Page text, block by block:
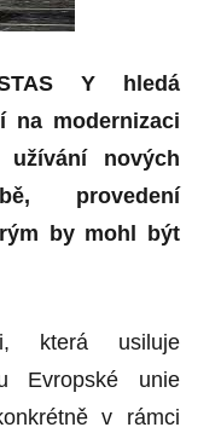
Y hledá
na modernizaci
užívání nových
provedení
by mohl být
která usiluje
Evropské unie
v rámci